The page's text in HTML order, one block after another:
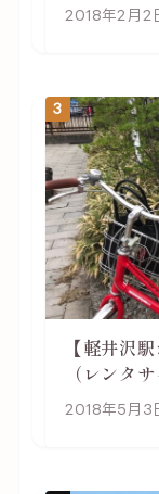
2018年2月2
3
【軽井沢
（レンタ
行は自転車
2018年5月3